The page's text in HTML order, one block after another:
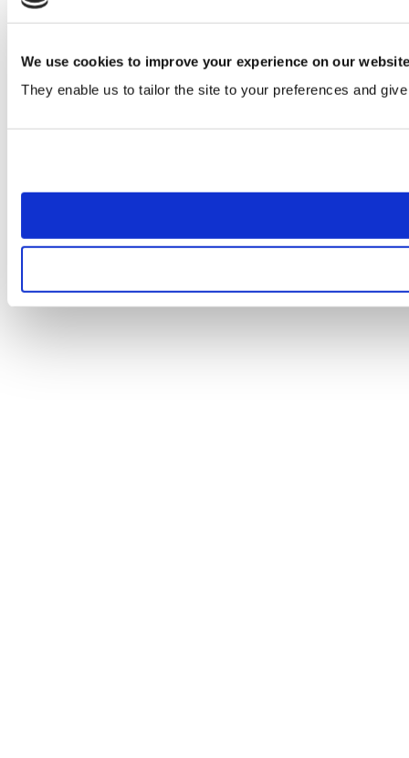
We use cookies to improve your experience on our website
They enable us to tailor the site to your preferences and